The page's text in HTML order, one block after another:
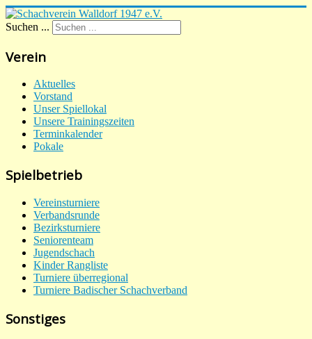
Suchen ...
Verein
Aktuelles
Vorstand
Unser Spiellokal
Unsere Trainingszeiten
Terminkalender
Pokale
Spielbetrieb
Vereinsturniere
Verbandsrunde
Bezirksturniere
Seniorenteam
Jugendschach
Kinder Rangliste
Turniere überregional
Turniere Badischer Schachverband
Sonstiges